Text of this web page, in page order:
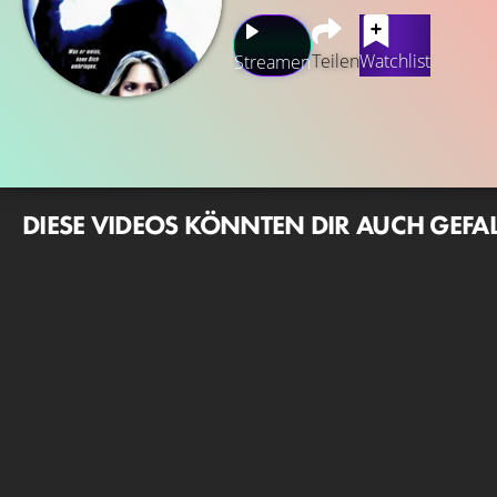
StreamenTeilenWatchlist
DIESE VIDEOS KÖNNTEN DIR AUCH